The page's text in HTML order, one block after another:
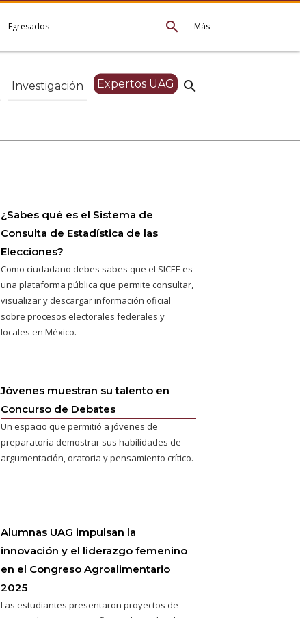
Más
search
Egresados
search
Investigación Expertos UAG
¿Sabes qué es el Sistema de
Consulta de Estadística de las
Elecciones?
Como ciudadano debes sabes que el SICEE es
una plataforma pública que permite consultar,
visualizar y descargar información oficial
sobre procesos electorales federales y
locales en México.
Jóvenes muestran su talento en
Concurso de Debates
Un espacio que permitió a jóvenes de
preparatoria demostrar sus habilidades de
argumentación, oratoria y pensamiento crítico.
Alumnas UAG impulsan la
innovación y el liderazgo femenino
en el Congreso Agroalimentario
2025
Las estudiantes presentaron proyectos de